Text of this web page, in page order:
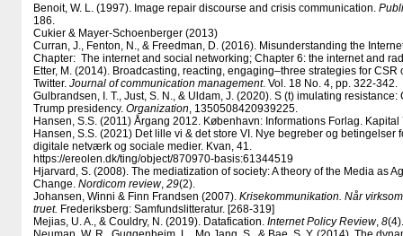
Benoit, W. L. (1997). Image repair discourse and crisis communication.
186.
Cukier & Mayer-Schoenberger (2013)
Curran, J., Fenton, N., & Freedman, D. (2016). Misunderstanding the
Chapter: The internet and social networking; Chapter 6: the internet and
Etter, M. (2014). Broadcasting, reacting, engaging–three strategies for CSR
Twitter. Journal of communication management. Vol. 18 No. 4, pp. 322-342.
Gulbrandsen, I. T., Just, S. N., & Uldam, J. (2020). S (t) imulating
Trump presidency. Organization, 1350508420939225.
Hansen, S.S. (2011) Årgang 2012. København: Informations Forlag. Kapital
Hansen, S.S. (2021) Det lille vi & det store VI. Nye begreber og
digitale netværk og sociale medier. Kvan, 41.
https:/​/​ereolen.dk/​ting/​object/​870970-basis:61344519
Hjarvard, S. (2008). The mediatization of society: A theory of the Media as
Change. Nordicom review, 29(2).
Johansen, Winni & Finn Frandsen (2007). Krisekommunikation. Når
truet. Frederiksberg: Samfundslitteratur. [268-319]
Mejias, U. A., & Couldry, N. (2019). Datafication. Internet Policy Review, 8(4).